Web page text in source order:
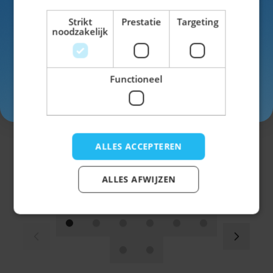
Jagershoedje Tirol Grijs
€ 5,99
Strikt
noodzakelijk
Prestatie Targeting
Functioneel
ALLES ACCEPTEREN
ALLES AFWIJZEN
Voor- en achternaam
Inschrijven